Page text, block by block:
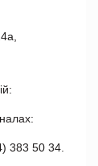
383 50 34.